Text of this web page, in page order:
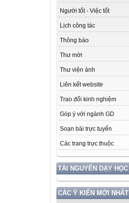
Người tốt - Việc tốt
Lịch công tác
Thông báo
Thư mời
Thư viện ảnh
Liên kết website
Trao đổi kinh nghiệm
Góp ý với ngành GD
Soạn bài trực tuyến
Các trang trực thuộc
TÀI NGUYÊN DẠY HỌC
CÁC Ý KIẾN MỚI NHẤT